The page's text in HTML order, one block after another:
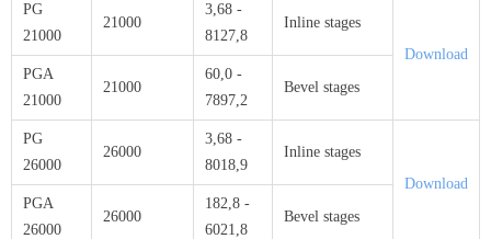
PG
21000
21000
3,68 -
8127,8
Inline stages
Download
PGA
21000
21000
60,0 -
7897,2
Bevel stages
PG
26000
26000
3,68 -
8018,9
Inline stages
Download
PGA
26000
26000
182,8 -
6021,8
Bevel stages